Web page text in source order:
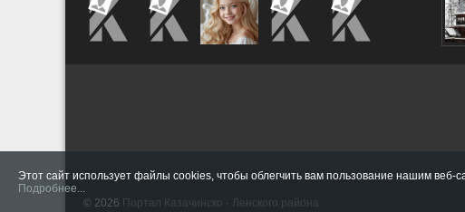
© 2026 Портал Казачинско - Ленского района
Этот сайт использует файлы cookies, чтобы облегчить вам пользование нашим
Подробнее...